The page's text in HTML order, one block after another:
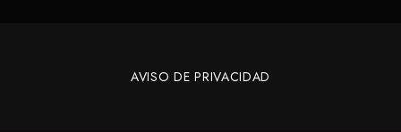
AVISO DE PRIVACIDAD